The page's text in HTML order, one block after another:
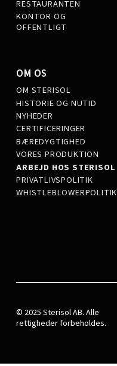
RESTAURANTEN
KONTOR OG
OFFENTLIGT
OM OS
OM STERISOL
HISTORIE OG NUTID
NYHEDER
CERTIFICERINGER
BÆREDYGTIGHED
VORES PRODUKTION
ARBEJD HOS STERISOL
PRIVATLIVSPOLITIK
WHISTLEBLOWERPOLITIK
© 2025 Sterisol AB. Alle
rettigheder forbeholdes.